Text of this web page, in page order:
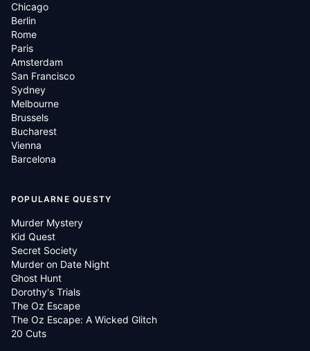
Chicago
Berlin
Rome
Paris
Amsterdam
San Francisco
Sydney
Melbourne
Brussels
Bucharest
Vienna
Barcelona
POPULARNE QUESTY
Murder Mystery
Kid Quest
Secret Society
Murder on Date Night
Ghost Hunt
Dorothy's Trials
The Oz Escape
The Oz Escape: A Wicked Glitch
20 Cuts